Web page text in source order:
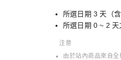
所選日期 3 天（
所選日期 0 ~ 2
注意
由於站內商品來自